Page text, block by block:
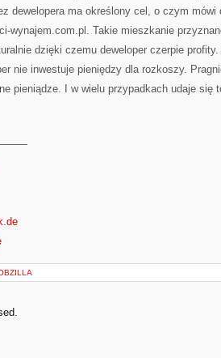
dewelopera ma określony cel, o czym mówi
wynajem.com.pl. Takie mieszkanie
dzięki czemu deweloper czerpie
nie inwestuje pieniędzy dla rozkoszy.
pieniądze. I w wielu przypadkach udaje się